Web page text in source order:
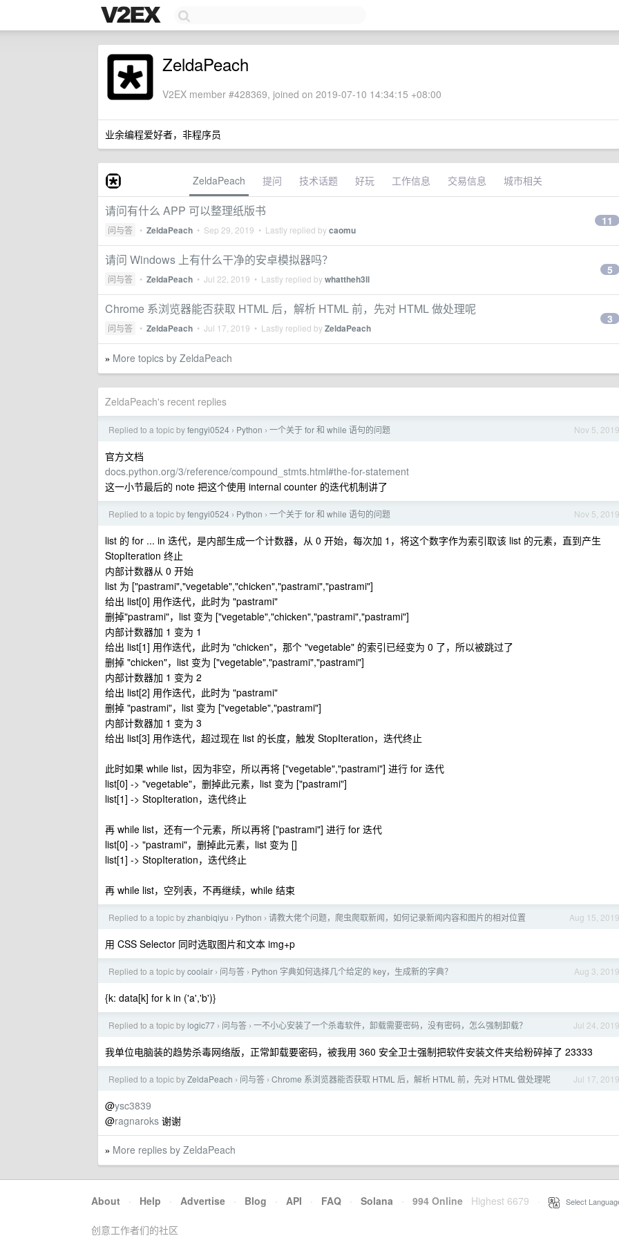
ZeldaPeach
V2EX member #428369, joined on 2019-07-10 14:34:15 +08:00
业余编程爱好者，非程序员
ZeldaPeach 提问 技术话题 好玩 工作信息 交易信息 城市相关
请问有什么 APP 可以整理纸版书
问与答 • ZeldaPeach • Sep 29, 2019 • Lastly replied bycaomu
11
请问 Windows 上有什么干净的安卓模拟器吗？
问与答 • ZeldaPeach • Jul 22, 2019 • Lastly replied bywhattheh3ll
5
Chrome 系浏览器能否获取 HTML 后，解析 HTML 前，先对 HTML 做处理呢
问与答 • ZeldaPeach • Jul 17, 2019 • Lastly replied byZeldaPeach
3
» More topics by ZeldaPeach
ZeldaPeach's recent replies
Nov 5, 2019
Replied to a topic byfengyi0524 › Python › 一个关于 for 和 while 语句的问题
官方文档
docs.python.org/3/reference/compound_stmts.html#the-for-statement
这一小节最后的 note 把这个使用 internal counter 的迭代机制讲了
Nov 5, 2019
Replied to a topic byfengyi0524 › Python › 一个关于 for 和 while 语句的问题
list 的 for ... in 迭代，是内部生成一个计数器，从 0 开始，每次加 1，将这个数字作为索引取该 list 的元素，直到产生
StopIteration 终止
内部计数器从 0 开始
list 为 ["pastrami","vegetable","chicken","pastrami","pastrami"]
给出 list[0] 用作迭代，此时为 "pastrami"
删掉"pastrami"，list 变为 ["vegetable","chicken","pastrami","pastrami"]
内部计数器加 1 变为 1
给出 list[1] 用作迭代，此时为 "chicken"，那个 "vegetable" 的索引已经变为 0 了，所以被跳过了
删掉 "chicken"，list 变为 ["vegetable","pastrami","pastrami"]
内部计数器加 1 变为 2
给出 list[2] 用作迭代，此时为 "pastrami"
删掉 "pastrami"，list 变为 ["vegetable","pastrami"]
内部计数器加 1 变为 3
给出 list[3] 用作迭代，超过现在 list 的长度，触发 StopIteration，迭代终止
此时如果 while list，因为非空，所以再将 ["vegetable","pastrami"] 进行 for 迭代
list[0] -> "vegetable"，删掉此元素，list 变为 ["pastrami"]
list[1] -> StopIteration，迭代终止
再 while list，还有一个元素，所以再将 ["pastrami"] 进行 for 迭代
list[0] -> "pastrami"，删掉此元素，list 变为 []
list[1] -> StopIteration，迭代终止
再 while list，空列表，不再继续，while 结束
Aug 15, 2019
Replied to a topic byzhanbiqiyu › Python › 请教大佬个问题，爬虫爬取新闻，如何记录新闻内容和图片的相对位置
用 CSS Selector 同时选取图片和文本 img+p
Aug 3, 2019
Replied to a topic bycoolair › 问与答 › Python 字典如何选择几个给定的 key，生成新的字典？
{k: data[k] for k in ('a','b')}
Jul 24, 2019
Replied to a topic by logic77 › 问与答 › 一不小心安装了一个杀毒软件，卸载需要密码，没有密码，怎么强制卸载？
我单位电脑装的趋势杀毒网络版，正常卸载要密码，被我用 360 安全卫士强制把软件安装文件夹给粉碎掉了 23333
Jul 17, 2019
Replied to a topic byZeldaPeach › 问与答 › Chrome 系浏览器能否获取 HTML 后，解析 HTML 前，先对 HTML 做处理呢
@ysc3839
@ragnaroks 谢谢
» More replies by ZeldaPeach
About · Help · Advertise · Blog · API · FAQ · Solana · 994 Online Highest 6679 Select
创意工作者们的社区